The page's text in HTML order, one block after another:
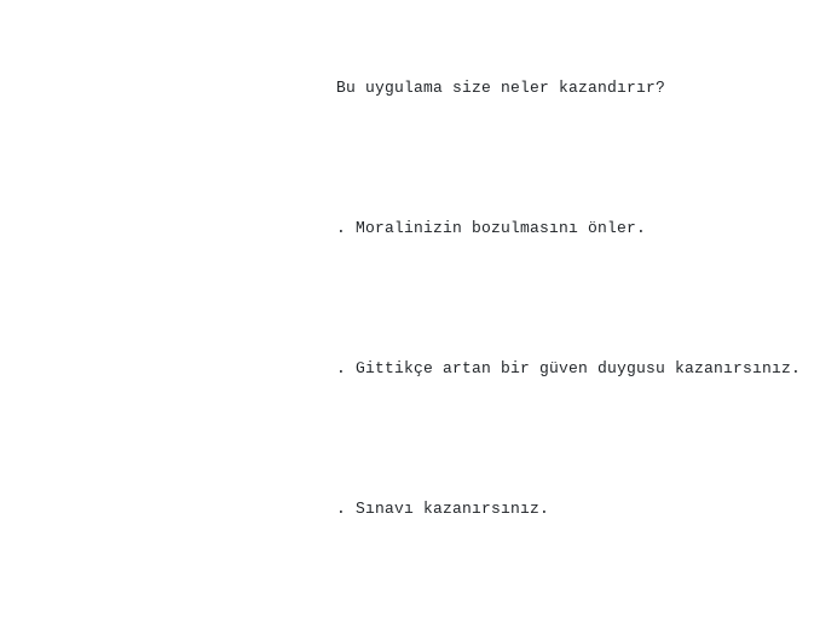
Bu uygulama size neler kazandırır?
. Moralinizin bozulmasını önler.
. Gittikçe artan bir güven duygusu kazanırsınız.
. Sınavı kazanırsınız.